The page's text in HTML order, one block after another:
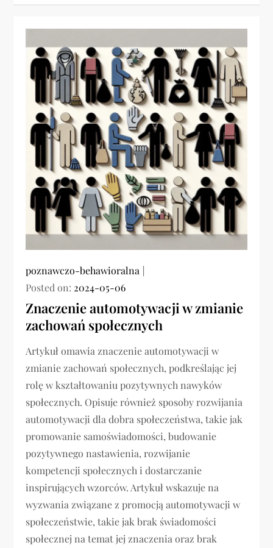
poznawczo-behawioralna
Posted on: 2024-05-06
Znaczenie automotywacji w zmianie
zachowań społecznych
Artykuł omawia znaczenie automotywacji w
zmianie zachowań społecznych, podkreślając jej
rolę w kształtowaniu pozytywnych nawyków
społecznych. Opisuje również sposoby rozwijania
automotywacji dla dobra społeczeństwa, takie jak
promowanie samoświadomości, budowanie
pozytywnego nastawienia, rozwijanie
kompetencji społecznych i dostarczanie
inspirujących wzorców. Artykuł wskazuje na
wyzwania związane z promocją automotywacji w
społeczeństwie, takie jak brak świadomości
społecznej na temat jej znaczenia oraz brak